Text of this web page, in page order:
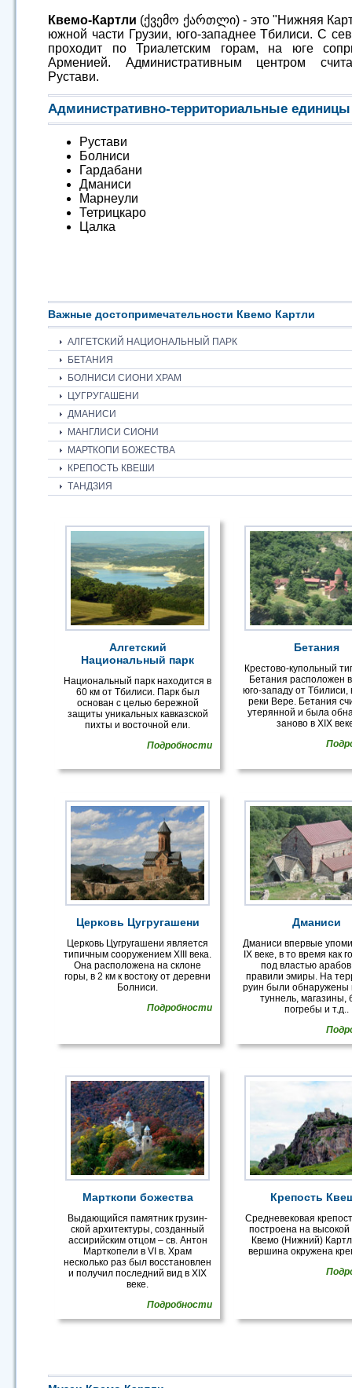
Квемо-Картли (ქვემო ქართლი) - это "Нижняя
южной части Грузии, юго-западнее Тбилиси. С
проходит по Триалетским горам, на юге
Арменией. Административным центром
Рустави.
Административно-территориальные единицы
Рустави
Болниси
Гардабани
Дманиси
Марнеули
Тетрицкаро
Цалка
Важные достопримечательности Квемо Картли
АЛГЕТСКИЙ НАЦИОНАЛЬНЫЙ ПАРК
БЕТАНИЯ
БОЛНИСИ СИОНИ ХРАМ
ЦУГРУГАШЕНИ
ДМАНИСИ
МАНГЛИСИ СИОНИ
МАРТКОПИ БОЖЕСТВА
КРЕПОСТЬ КВЕШИ
ТАНДЗИЯ
Алгетский
Национальный парк
Национальный парк находится в
60 км от Тбилиси. Парк был
основан с целью бережной
защиты уникальных кавказской
пихты и восточной ели.
Подробности
Бетания
Крестово-купольный
Бетания расположен
юго-западу от Тбилиси,
реки Вере. Бетания
утерянной и была
заново в XIX
Церковь Цугругашени
Церковь Цугругашени является
типичным сооружением XIII века.
Она расположена на склоне
горы, в 2 км к востоку от деревни
Болниси.
Подробности
Дманиси
Дманиси впервые
IX веке, в то время как
под властью
правили эмиры. На
руин были обнаружены
туннель, магазины,
погребы и т.д..
Марткопи божества
Выдающийся памятник грузин-
ской архитектуры, созданный
ассирийским отцом – св. Антон
Марткопели в VI в. Храм
несколько раз был восстановлен
и получил последний вид в XIX
веке.
Подробности
Крепость
Средневековая
построена на высокой
Квемо (Нижний)
вершина окружена